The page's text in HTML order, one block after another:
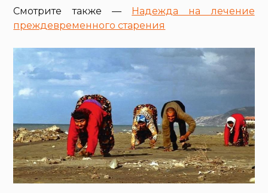
Смотрите также —
Надежда на лечение
преждевременного старения